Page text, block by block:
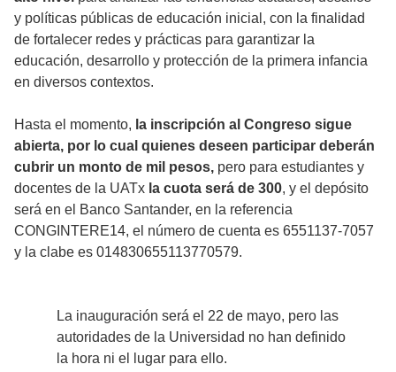
y políticas públicas de educación inicial, con la finalidad
de fortalecer redes y prácticas para garantizar la
educación, desarrollo y protección de la primera infancia
en diversos contextos.
Hasta el momento, la inscripción al Congreso sigue
abierta, por lo cual quienes deseen participar deberán
cubrir un monto de mil pesos, pero para estudiantes y
docentes de la UATx la cuota será de 300, y el depósito
será en el Banco Santander, en la referencia
CONGINTERE14, el número de cuenta es 6551137-7057
y la clabe es 014830655113770579.
La inauguración será el 22 de mayo, pero las
autoridades de la Universidad no han definido
la hora ni el lugar para ello.